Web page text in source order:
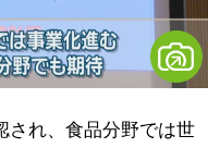
れ、食品分野では世